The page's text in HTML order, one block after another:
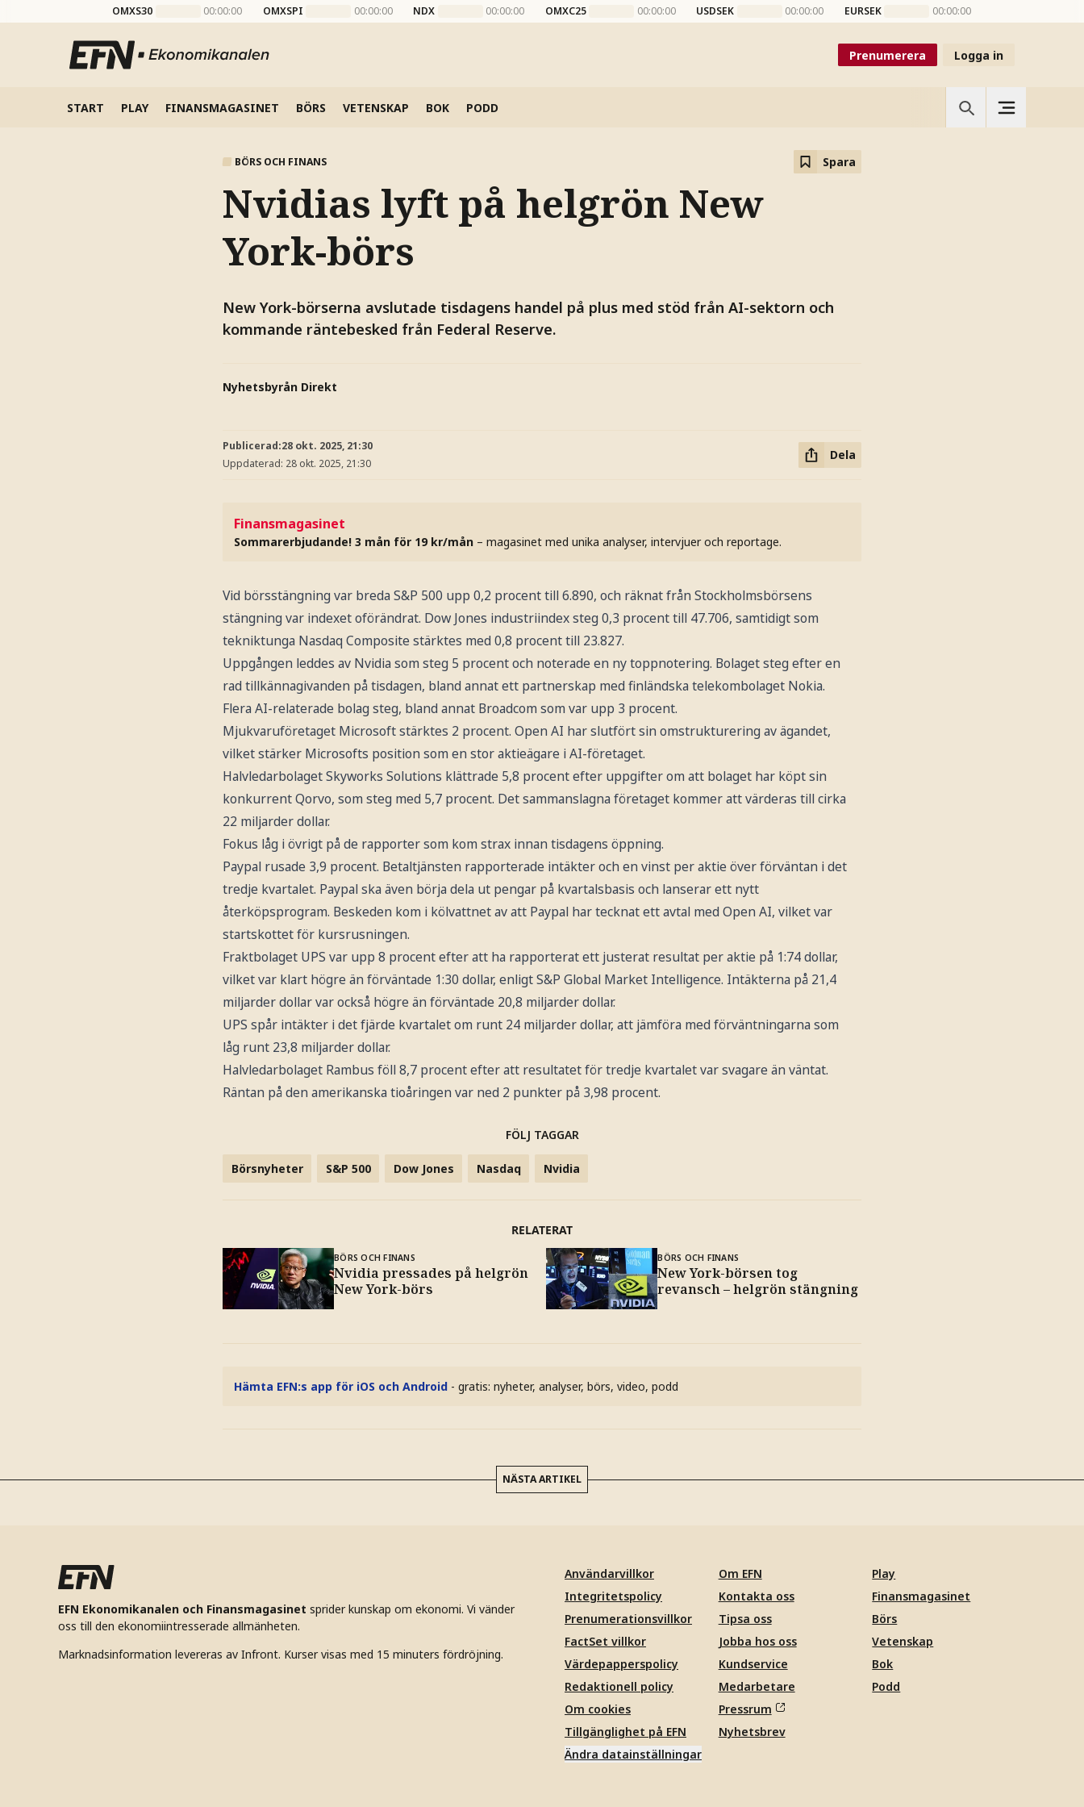
OMXS30 00:00:00 OMXSPI 00:00:00 NDX 00:00:00 OMXC25 00:00:00 USDSEK 00:00:00 EURSEK 00:00:00
Prenumerera Logga in
START PLAY FINANSMAGASINET BÖRS VETENSKAP BOK PODD
BÖRS OCH FINANS Spara
Nvidias lyft på helgrön New
York-börs
New York-börserna avslutade tisdagens handel på plus med stöd från AI-sektorn och
kommande räntebesked från Federal Reserve.
Nyhetsbyrån Direkt
Publicerad:28 okt. 2025, 21:30
Uppdaterad: 28 okt. 2025, 21:30
Dela
Finansmagasinet
Sommarerbjudande! 3 mån för 19 kr/mån – magasinet med unika analyser, intervjuer och reportage.
Vid börsstängning var breda S&P 500 upp 0,2 procent till 6.890, och räknat från Stockholmsbörsens
stängning var indexet oförändrat. Dow Jones industriindex steg 0,3 procent till 47.706, samtidigt som
tekniktunga Nasdaq Composite stärktes med 0,8 procent till 23.827.
Uppgången leddes av Nvidia som steg 5 procent och noterade en ny toppnotering. Bolaget steg efter en
rad tillkännagivanden på tisdagen, bland annat ett partnerskap med finländska telekombolaget Nokia.
Flera AI-relaterade bolag steg, bland annat Broadcom som var upp 3 procent.
Mjukvaruföretaget Microsoft stärktes 2 procent. Open AI har slutfört sin omstrukturering av ägandet,
vilket stärker Microsofts position som en stor aktieägare i AI-företaget.
Halvledarbolaget Skyworks Solutions klättrade 5,8 procent efter uppgifter om att bolaget har köpt sin
konkurrent Qorvo, som steg med 5,7 procent. Det sammanslagna företaget kommer att värderas till cirka
22 miljarder dollar.
Fokus låg i övrigt på de rapporter som kom strax innan tisdagens öppning.
Paypal rusade 3,9 procent. Betaltjänsten rapporterade intäkter och en vinst per aktie över förväntan i det
tredje kvartalet. Paypal ska även börja dela ut pengar på kvartalsbasis och lanserar ett nytt
återköpsprogram. Beskeden kom i kölvattnet av att Paypal har tecknat ett avtal med Open AI, vilket var
startskottet för kursrusningen.
Fraktbolaget UPS var upp 8 procent efter att ha rapporterat ett justerat resultat per aktie på 1:74 dollar,
vilket var klart högre än förväntade 1:30 dollar, enligt S&P Global Market Intelligence. Intäkterna på 21,4
miljarder dollar var också högre än förväntade 20,8 miljarder dollar.
UPS spår intäkter i det fjärde kvartalet om runt 24 miljarder dollar, att jämföra med förväntningarna som
låg runt 23,8 miljarder dollar.
Halvledarbolaget Rambus föll 8,7 procent efter att resultatet för tredje kvartalet var svagare än väntat.
Räntan på den amerikanska tioåringen var ned 2 punkter på 3,98 procent.
FÖLJ TAGGAR
Börsnyheter S&P 500 Dow Jones Nasdaq Nvidia
RELATERAT
BÖRS OCH FINANS
Nvidia pressades på helgrön
New York-börs
BÖRS OCH FINANS
New York-börsen tog
revansch – helgrön stängning
Hämta EFN:s app för iOS och Android - gratis: nyheter, analyser, börs, video, podd
NÄSTA ARTIKEL
EFN Ekonomikanalen och Finansmagasinet sprider kunskap om ekonomi. Vi vänder
oss till den ekonomiintresserade allmänheten.
Marknadsinformation levereras av Infront. Kurser visas med 15 minuters fördröjning.
Användarvillkor
Integritetspolicy
Prenumerationsvillkor
FactSet villkor
Värdepapperspolicy
Redaktionell policy
Om cookies
Tillgänglighet på EFN
Ändra datainställningar
Om EFN
Kontakta oss
Tipsa oss
Jobba hos oss
Kundservice
Medarbetare
Pressrum
Nyhetsbrev
Play
Finansmagasinet
Börs
Vetenskap
Bok
Podd